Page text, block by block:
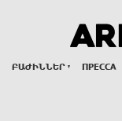
ԲԱԺԻՆՆԵՐ ПРЕССА